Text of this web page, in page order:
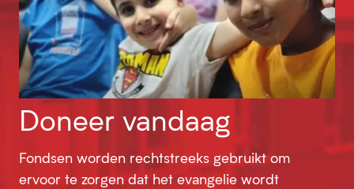
Doneer vandaag
Fondsen worden rechtstreeks gebruikt om
ervoor te zorgen dat het evangelie wordt